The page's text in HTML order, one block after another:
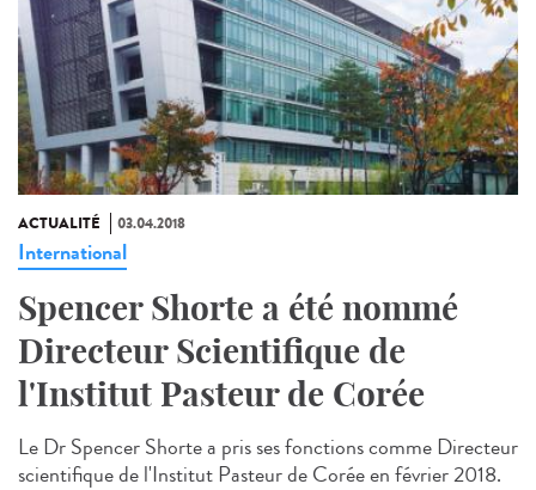
ACTUALITÉ 03.04.2018
International
Spencer Shorte a été nommé
Directeur Scientifique de
l'Institut Pasteur de Corée
Le Dr Spencer Shorte a pris ses fonctions comme Directeur
scientifique de l'Institut Pasteur de Corée en février 2018.